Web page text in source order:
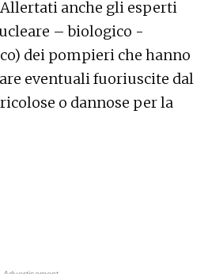
Allertati anche gli esperti
– biologico -
dei pompieri che hanno
eventuali fuoriuscite dal
o dannose per la